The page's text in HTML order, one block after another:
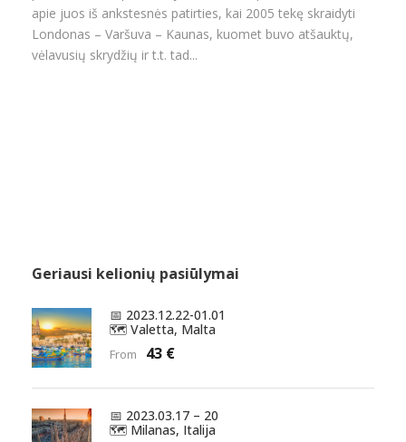
apie juos iš ankstesnės patirties, kai 2005 tekę skraidyti
Londonas – Varšuva – Kaunas, kuomet buvo atšauktų,
vėlavusių skrydžių ir t.t. tad...
Geriausi kelionių pasiūlymai
📅 2023.12.22-01.01
🗺️ Valetta, Malta
From 43 €
📅 2023.03.17 – 20
🗺️ Milanas, Italija